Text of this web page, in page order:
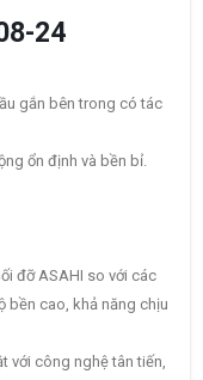
24
gắn bên trong có tác
ổn định và bền bỉ.
đỡ ASAHI so với các
bền cao, khả năng chịu
với công nghệ tân tiến,